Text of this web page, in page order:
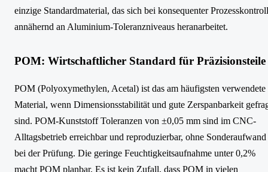
einzige Standardmaterial, das sich bei konsequenter
annähernd an Aluminium-Toleranzniveaus heranarbeitet.
POM: Wirtschaftlicher Standard für Präzisionsteile
POM (Polyoxymethylen, Acetal) ist das am häufigsten verwendete
Material, wenn Dimensionsstabilität und gute Zerspanbarkeit
sind. POM-Kunststoff Toleranzen von ±0,05 mm sind im CNC-
Alltagsbetrieb erreichbar und reproduzierbar, ohne Sonderaufwand
bei der Prüfung. Die geringe Feuchtigkeitsaufnahme unter 0,2%
macht POM planbar. Es ist kein Zufall, dass POM in vielen